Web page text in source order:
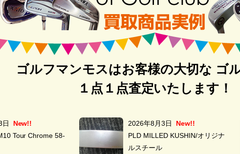
ゴルフマンモスはお客様の大切な ゴ
１点１点査定いたします！
日
New!!
Tour Chrome 58-
2026年8月3日
New!!
PLD MILLED KUSHIN/オリジナ
ルスチール